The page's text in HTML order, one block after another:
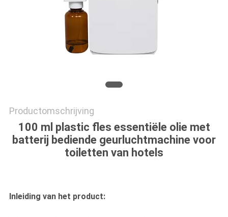
Productomschrijving
100 ml plastic fles essentiële olie met
batterij bediende geurluchtmachine voor
toiletten van hotels
Inleiding van het product: